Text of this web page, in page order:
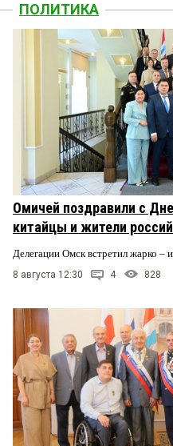
ПОЛИТИКА
Омичей поздравили с
китайцы и жители
Делегации Омск встретил жарко –
8 августа 12:30 4 828